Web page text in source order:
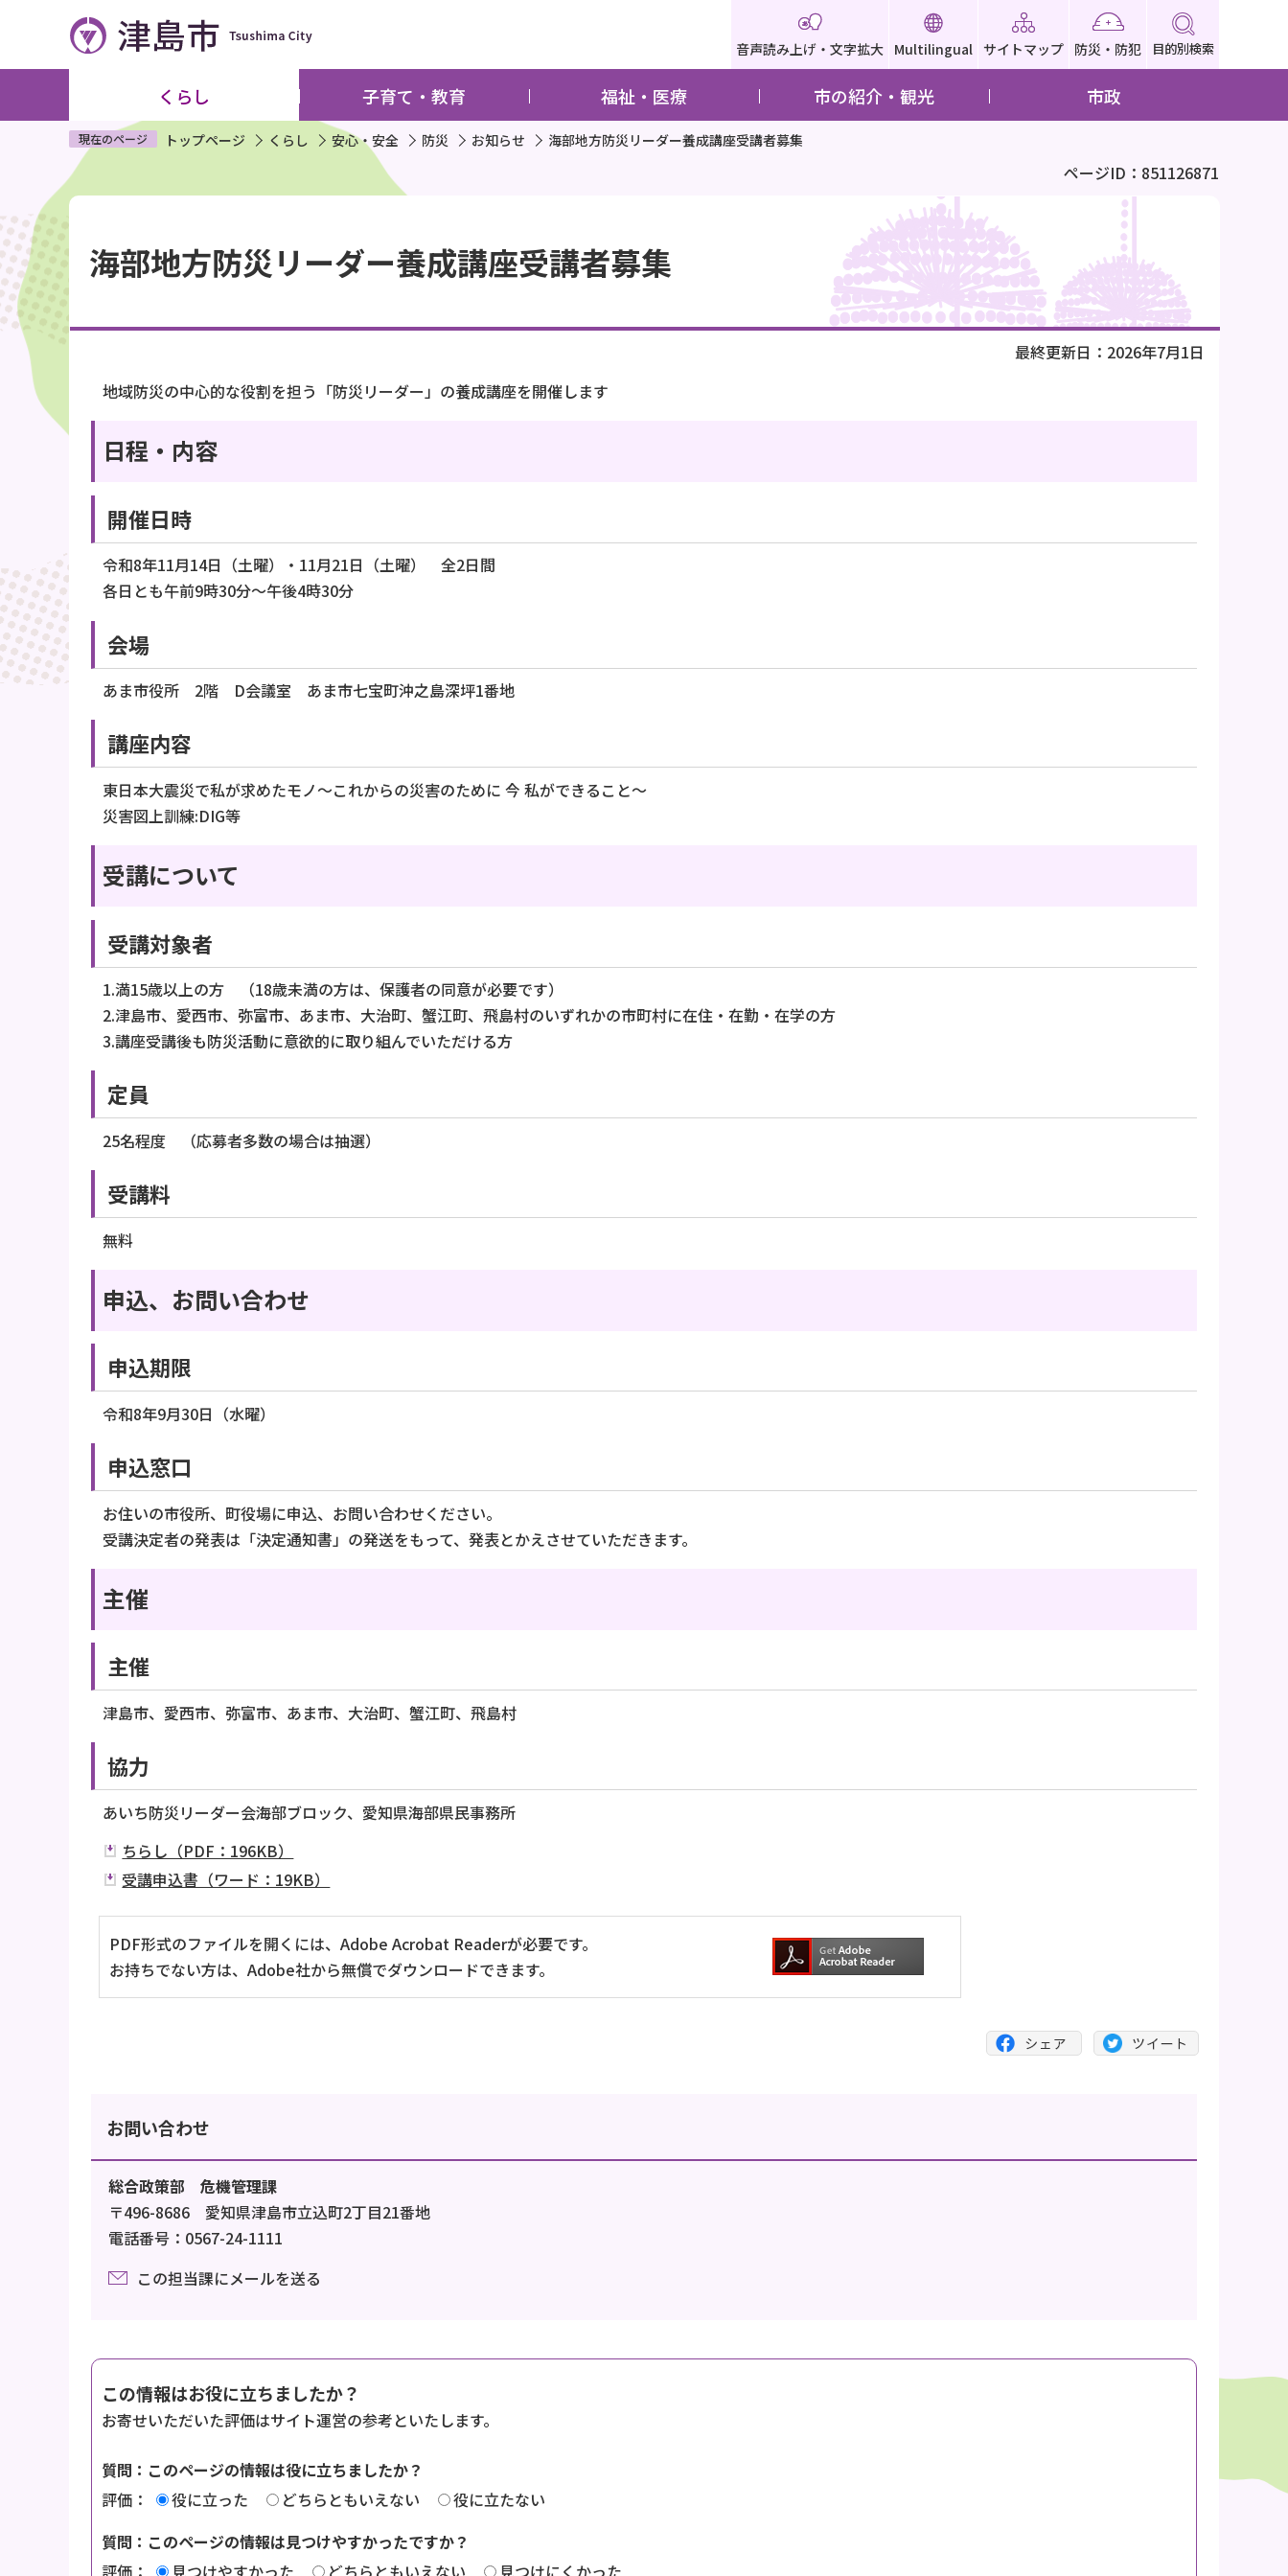
ペ
ジ
で
す
音声読み上げ・文字拡大 Multilingual サイトマップ 防災・防犯 目的別検索
くらし 子育て・教育 福祉・医療 市の紹介・観光 市政
現在のページ トップページ くらし 安心・安全 防災 お知らせ 海部地方防災リーダー養成講座受講者募集
ページID：851126871
文
こ
こ
か
海部地方防災リーダー養成講座受講者募集
最終更新日：2026年7月1日
地域防災の中心的な役割を担う「防災リーダー」の養成講座を開催します
日程・内容
開催日時
令和8年11月14日（土曜）・11月21日（土曜） 全2日間
各日とも午前9時30分～午後4時30分
会場
あま市役所 2階 D会議室 あま市七宝町沖之島深坪1番地
講座内容
東日本大震災で私が求めたモノ～これからの災害のために 今 私ができること～
災害図上訓練:DIG等
受講について
受講対象者
1.満15歳以上の方 （18歳未満の方は、保護者の同意が必要です）
2.津島市、愛西市、弥富市、あま市、大治町、蟹江町、飛島村のいずれかの市町村に在住・在勤・在学の方
3.講座受講後も防災活動に意欲的に取り組んでいただける方
定員
25名程度 （応募者多数の場合は抽選）
受講料
無料
申込、お問い合わせ
申込期限
令和8年9月30日（水曜）
申込窓口
お住いの市役所、町役場に申込、お問い合わせください。
受講決定者の発表は「決定通知書」の発送をもって、発表とかえさせていただきます。
主催
主催
津島市、愛西市、弥富市、あま市、大治町、蟹江町、飛島村
協力
あいち防災リーダー会海部ブロック、愛知県海部県民事務所
ちらし（PDF：196KB）
受講申込書（ワード：19KB）
PDF形式のファイルを開くには、Adobe Acrobat Readerが必要です。
お持ちでない方は、Adobe社から無償でダウンロードできます。
お問い合わせ
総合政策部 危機管理課
〒496-8686 愛知県津島市立込町2丁目21番地
電話番号：0567-24-1111
この担当課にメールを送る
この情報はお役に立ちましたか？
お寄せいただいた評価はサイト運営の参考といたします。
質問：このページの情報は役に立ちましたか？
評価：
役に立った どちらともいえない
役に立たない
質問：このページの情報は見つけやすかったですか？
評価：
見つけやすかった どちらともいえない 見つけにくかった